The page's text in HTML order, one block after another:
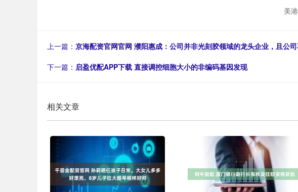
美
上一篇： 京海配资官网官网 濮阳惠成：公司并非光刻胶领域的龙头企业，且公
下一篇： 启盈优配APP下载 直接调控细胞大小的非编码基因发现
相关文章